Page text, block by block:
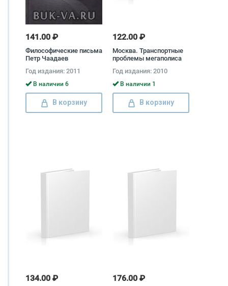
141.00 ₽
Философические письма
Петр Чаадаев
Год издания: 2011
В наличии 6
В корзину
122.00 ₽
Москва. Транспортные
проблемы мегаполиса
Василий Кичеджи
Год издания: 2010
В наличии 1
В корзину
134.00 ₽ 176.00 ₽